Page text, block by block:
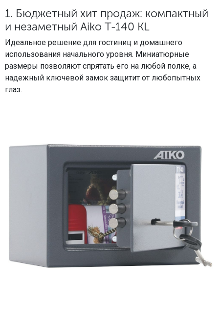
1. Бюджетный хит продаж: компактный
и незаметный Aiko Т-140 KL
Идеальное решение для гостиниц и домашнего
использования начального уровня. Миниатюрные
размеры позволяют спрятать его на любой полке, а
надежный ключевой замок защитит от любопытных
глаз.